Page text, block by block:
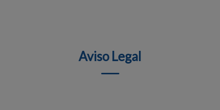
Aviso Legal